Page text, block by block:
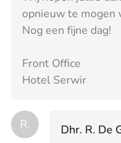
opnieuw te mogen
Nog een fijne dag!
Front Office
Hotel Serwir
R.
Dhr. R. De